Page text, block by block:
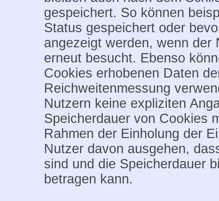
gespeichert. So können
Status gespeichert oder
angezeigt werden, wenn der
erneut besucht. Ebenso
Cookies erhobenen Daten
Reichweitenmessung
Nutzern keine expliziten
Speicherdauer von Cookies
Rahmen der Einholung der
Nutzer davon ausgehen,
sind und die Speicherdauer
betragen kann.